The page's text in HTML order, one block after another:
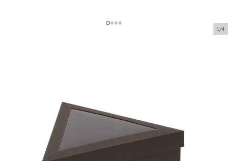
1/4
200 x 200 x 200 x 80 mm
juodas mikrogofruotas
1.5 mm
Prekės negalima atsiimti atsiėmimo punkte.